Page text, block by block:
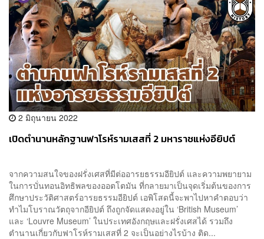
2 มิถุนายน 2022
เปิดตำนานหลักฐานฟาโรห์รามเสสที่ 2 มหาราชแห่งอียิปต์
จากความสนใจของฝรั่งเศสที่มีต่ออารยธรรมอียิปต์ และความพยายาม
ในการบั่นทอนอิทธิพลของออตโตมัน ที่กลายมาเป็นจุดเริ่มต้นของการ
ศึกษาประวัติศาสตร์อารยธรรมอียิปต์ เอพิโสดนี้จะพาไปหาคำตอบว่า
ทำไมโบราณวัตถุจากอียิปต์ ถึงถูกจัดแสดงอยู่ใน ‘British Museum’
และ ‘Louvre Museum’ ในประเทศอังกฤษและฝรั่งเศสได้ รวมถึง
ตำนานเกี่ยวกับฟาโรห์รามเสสที่ 2 จะเป็นอย่างไรบ้าง ติด...